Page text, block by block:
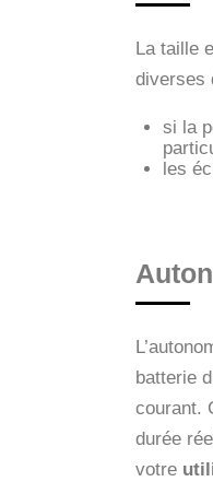
La taille
diverses
si la
les
batterie
courant.
durée
votre